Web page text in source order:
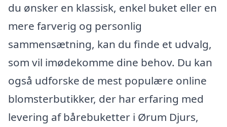
du ønsker en klassisk, enkel buket eller en
mere farverig og personlig
sammensætning, kan du finde et udvalg,
som vil imødekomme dine behov. Du kan
også udforske de mest populære online
blomsterbutikker, der har erfaring med
levering af bårebuketter i Ørum Djurs,